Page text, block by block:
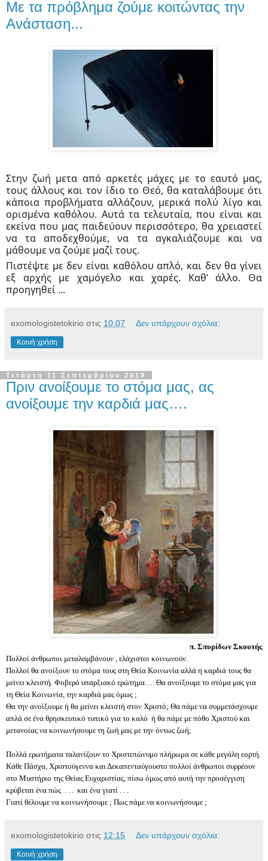
Με τα πρόβλημα ζούμε κοιτώντας την
Ανάσταση...
Στην ζωή μετα από αρκετές μάχες με το εαυτό μας,
τους άλλους και τον ίδιο το Θεό, θα καταλάβουμε ότι
κάποια προβλήματα αλλάζουν, μερικά πολύ λίγο και
ορισμένα καθόλου. Αυτά τα τελευταία, που είναι και
εκείνα που μας παιδεύουν περισσότερο, θα χρειαστεί
να τα αποδεχθούμε, να τα αγκαλιάζουμε και να
μάθουμε να ζούμε μαζί τους.
Πιστέψτε με δεν είναι καθόλου απλό, και δεν θα γίνει
εξ αρχής με χαμόγελο και χαρές. Καθ’ άλλο. Θα
προηγηθεί ...
exomologistetokirio στις 10:07 Δεν υπάρχουν σχόλια:
Κοινή χρήση
Τετάρτη 11 Σεπτεμβρίου 2019
Πριν ανοίξουμε το στόμα μας, ας
ανοίξουμε την καρδιά μας….
π. Σπυρίδων Σκουτής
Πολλοί άνθρωποι μεταλαμβάνουν , ελάχιστοι κοινωνούν.
Πολλοί θα ανοίξουν το στόμα τους στη Θεία Κοινωνία αλλά η καρδιά τους θα
μείνει κλειστή. Φοβερό υπαρξιακό ερώτημα…. Θα ανοίξουμε το στόμα μας για
τη Θεία Κοινωνία, την καρδιά μας όμως ;
Θα την ανοίξουμε ή θα μείνει κλειστή στον Χριστό; Θα πάμε να συμμετάσχουμε
απλά σε ένα θρησκευτικό τυπικό για το καλό ή θα πάμε με πόθο Χριστού και
μετανοίας να κοινωνήσουμε τη ζωή μας με την όντως ζωή;
Πολλά ερωτήματα ταλανίζουν το Χριστεπώνυμο πλήρωμα σε κάθε μεγάλη εορτή.
Κάθε Πάσχα, Χριστούγεννα και Δεκαπενταύγουστο πολλοί άνθρωποι συρρέουν
στο Μυστήριο της Θείας Ευχαριστίας, πίσω όμως από αυτή την προσέγγιση
κρύβεται ένα πώς . . . και ένα γιατί . . .
Γιατί θέλουμε να κοινωνήσουμε ; Πως πάμε να κοινωνήσουμε ;
exomologistetokirio στις 12:15 Δεν υπάρχουν σχόλια:
Κοινή χρήση